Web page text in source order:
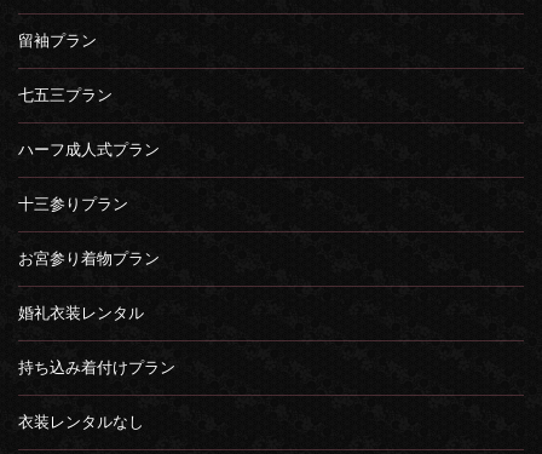
留袖プラン
七五三プラン
ハーフ成人式プラン
十三参りプラン
お宮参り着物プラン
婚礼衣装レンタル
持ち込み着付けプラン
衣装レンタルなし